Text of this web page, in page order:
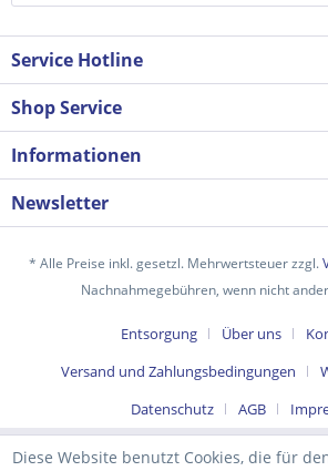
Ich habe die Datenschutzerklärung
verstanden und stimme zu. *
Service Hotline
Shop Service
Informationen
Newsletter
* Alle Preise inkl. gesetzl. Mehrwertsteuer zzgl.
Nachnahmegebühren, wenn nicht
Entsorgung Über uns
Versand und Zahlungsbedingungen
Datenschutz
AGB
Diese Website benutzt Cookies, die für